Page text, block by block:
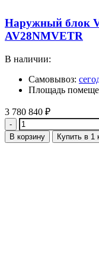
Наружный блок
AV28NMVETR
В наличии:
Самовывоз:
Площадь
3 780 840 ₽
Количество
В корзину Купить в 1